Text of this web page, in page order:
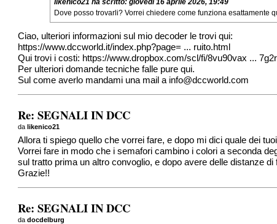
likenico21 ha scritto: giovedì 16 aprile 2026, 19:49
Dove posso trovarli? Vorrei chiedere come funziona esattamente
Ciao, ulteriori informazioni sul mio decoder le trovi qui:
https://www.dccworld.it/index.php?page= ... ruito.html
Qui trovi i costi: https://www.dropbox.com/scl/fi/8vu90vax ...
Per ulteriori domande tecniche falle pure qui.
Sul come averlo mandami una mail a info@dccworld.com
Re: SEGNALI IN DCC
dalikenico21
Allora ti spiego quello che vorrei fare, e dopo mi dici quale dei
Vorrei fare in modo che i semafori cambino i colori a seconda
sul tratto prima un altro convoglio, e dopo avere delle distanze
Grazie!!
Re: SEGNALI IN DCC
dadocdelburg